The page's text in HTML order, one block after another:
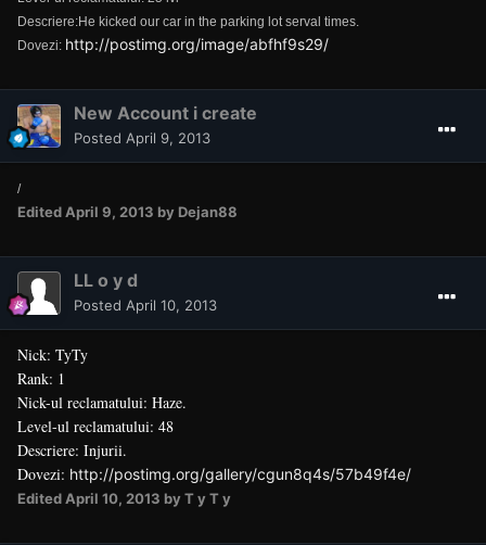
Descriere:He kicked our car in the parking lot serval times.
Dovezi: http://postimg.org/image/abfhf9s29/
New Account i create
Posted April 9, 2013
/
Edited April 9, 2013 by Dejan88
LL o y d
Posted April 10, 2013
Nick: TyTy
Rank: 1
Nick-ul reclamatului: Haze.
Level-ul reclamatului: 48
Descriere: Injurii.
Dovezi: http://postimg.org/gallery/cgun8q4s/57b49f4e/
Edited April 10, 2013 by T y T y